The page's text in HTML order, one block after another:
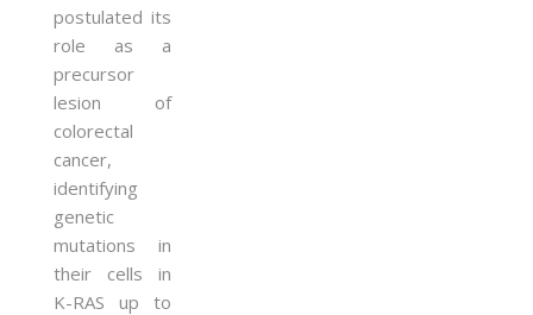
postulated its
role as a
precursor
lesion of
colorectal
cancer,
identifying
genetic
mutations in
their cells in
K-RAS up to